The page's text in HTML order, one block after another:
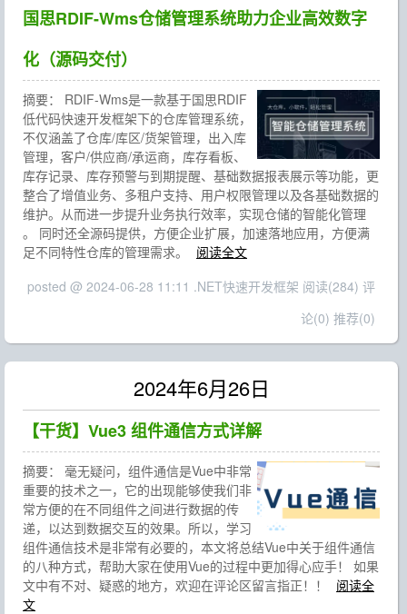
国思RDIF-Wms仓储管理系统助力企业高效数字
化（源码交付）
摘要： RDIF-Wms是一款基于国思RDIF
低代码快速开发框架下的仓库管理系统，
不仅涵盖了仓库/库区/货架管理，出入库
管理，客户/供应商/承运商，库存看板、
库存记录、库存预警与到期提醒、基础数据报表展示等功能，更
整合了增值业务、多租户支持、用户权限管理以及各基础数据的
维护。从而进一步提升业务执行效率，实现仓储的智能化管理
。 同时还全源码提供，方便企业扩展，加速落地应用，方便满
足不同特性仓库的管理需求。
阅读全文
posted @ 2024-06-28 11:11 .NET快速开发框架 阅读(284) 评
论(0) 推荐(0)
2024年6月26日
【干货】Vue3 组件通信方式详解
摘要： 毫无疑问，组件通信是Vue中非常
重要的技术之一，它的出现能够使我们非
常方便的在不同组件之间进行数据的传
递，以达到数据交互的效果。所以，学习
组件通信技术是非常有必要的，本文将总结Vue中关于组件通信
的八种方式，帮助大家在使用Vue的过程中更加得心应手！ 如果
文中有不对、疑惑的地方，欢迎在评论区留言指正！！
阅读全
文